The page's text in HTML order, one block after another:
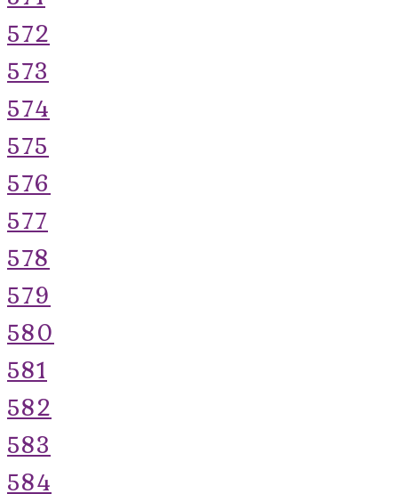
572
573
574
575
576
577
578
579
580
581
582
583
584